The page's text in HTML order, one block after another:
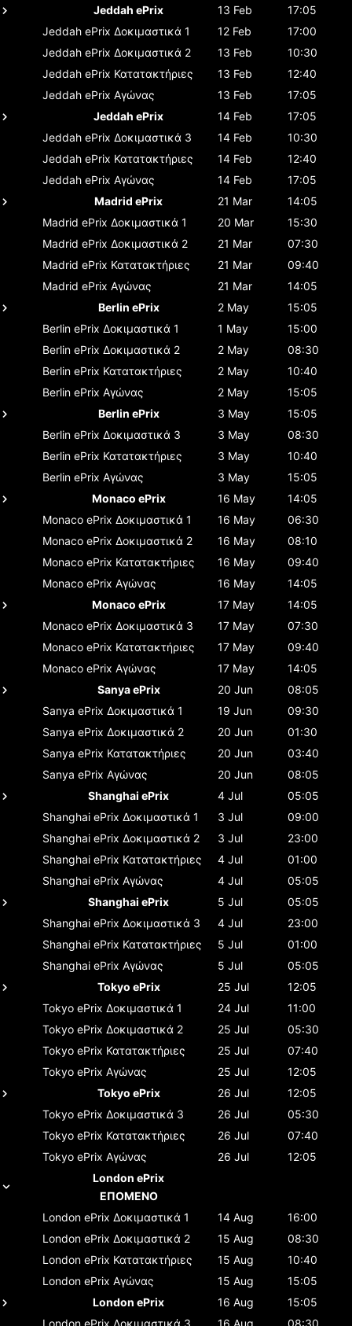
Jeddah ePrix
13 Feb
17:05
Jeddah ePrix Δοκιμαστικά 1 12 Feb
17:00
Jeddah ePrix Δοκιμαστικά 2 13 Feb
10:30
Jeddah ePrix Κατατακτήριες 13 Feb
12:40
Jeddah ePrix Αγώνας 13 Feb
17:05
Jeddah ePrix
14 Feb
17:05
Jeddah ePrix Δοκιμαστικά 3 14 Feb
10:30
Jeddah ePrix Κατατακτήριες 14 Feb
12:40
Jeddah ePrix Αγώνας 14 Feb
17:05
Madrid ePrix
21 Mar
14:05
Madrid ePrix Δοκιμαστικά 1 20 Mar
15:30
Madrid ePrix Δοκιμαστικά 2 21 Mar
07:30
Madrid ePrix Κατατακτήριες 21 Mar
09:40
Madrid ePrix Αγώνας 21 Mar
14:05
Berlin ePrix
2 May
15:05
Berlin ePrix Δοκιμαστικά 1 1 May
15:00
Berlin ePrix Δοκιμαστικά 2 2 May
08:30
Berlin ePrix Κατατακτήριες 2 May
10:40
Berlin ePrix Αγώνας 2 May
15:05
Berlin ePrix
3 May
15:05
Berlin ePrix Δοκιμαστικά 3 3 May
08:30
Berlin ePrix Κατατακτήριες 3 May
10:40
Berlin ePrix Αγώνας 3 May
15:05
Monaco ePrix
16 May
14:05
Monaco ePrix Δοκιμαστικά 1 16 May
06:30
Monaco ePrix Δοκιμαστικά 2 16 May
08:10
Monaco ePrix Κατατακτήριες 16 May
09:40
Monaco ePrix Αγώνας 16 May
14:05
Monaco ePrix
17 May
14:05
Monaco ePrix Δοκιμαστικά 3 17 May
07:30
Monaco ePrix Κατατακτήριες 17 May
09:40
Monaco ePrix Αγώνας 17 May
14:05
Sanya ePrix
20 Jun
08:05
Sanya ePrix Δοκιμαστικά 1 19 Jun
09:30
Sanya ePrix Δοκιμαστικά 2 20 Jun
01:30
Sanya ePrix Κατατακτήριες 20 Jun
03:40
Sanya ePrix Αγώνας 20 Jun
08:05
Shanghai ePrix
4 Jul
05:05
Shanghai ePrix Δοκιμαστικά 1 3 Jul
09:00
Shanghai ePrix Δοκιμαστικά 2 3 Jul
23:00
Shanghai ePrix Κατατακτήριες 4 Jul
01:00
Shanghai ePrix Αγώνας 4 Jul
05:05
Shanghai ePrix
5 Jul
05:05
Shanghai ePrix Δοκιμαστικά 3 4 Jul
23:00
Shanghai ePrix Κατατακτήριες 5 Jul
01:00
Shanghai ePrix Αγώνας 5 Jul
05:05
Tokyo ePrix
25 Jul
12:05
Tokyo ePrix Δοκιμαστικά 1 24 Jul
11:00
Tokyo ePrix Δοκιμαστικά 2 25 Jul
05:30
Tokyo ePrix Κατατακτήριες 25 Jul
07:40
Tokyo ePrix Αγώνας 25 Jul
12:05
Tokyo ePrix
26 Jul
12:05
Tokyo ePrix Δοκιμαστικά 3 26 Jul
05:30
Tokyo ePrix Κατατακτήριες 26 Jul
07:40
Tokyo ePrix Αγώνας 26 Jul
12:05
London ePrix
ΕΠΟΜΕΝΟ
London ePrix Δοκιμαστικά 1 14 Aug
16:00
London ePrix Δοκιμαστικά 2 15 Aug
08:30
London ePrix Κατατακτήριες 15 Aug
10:40
London ePrix Αγώνας 15 Aug
15:05
London ePrix
16 Aug
15:05
London ePrix Δοκιμαστικά 3 16 Aug 08:30